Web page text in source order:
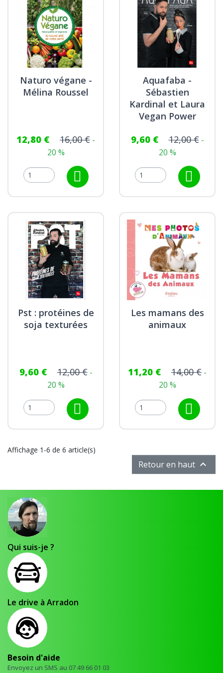
Naturo végane -
Mélina Roussel
12,80 € 16,00 € -
20 %
Aquafaba -
Sébastien
Kardinal et Laura
Vegan Power
9,60 €
12,00 € -
20 %
Pst : protéines de
soja texturées
9,60 € 12,00 € -
20 %
Les mamans des
animaux
11,20 € 14,00 € -
20 %
Affichage 1-6 de 6 article(s)
Retour en haut 
Qui suis-je ?
Le drive à Arradon
Besoin d'aide
Envoyez un SMS au 07 49 66 01 03